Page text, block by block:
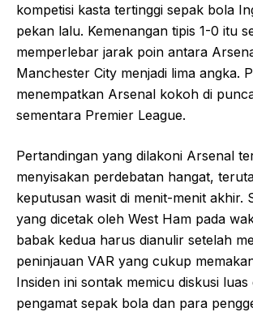
kompetisi kasta tertinggi sepak bola
pekan lalu. Kemenangan tipis 1-0 itu
memperlebar jarak poin antara
Manchester City menjadi lima angka.
menempatkan Arsenal kokoh di
sementara Premier League.
Pertandingan yang dilakoni Arsenal
menyisakan perdebatan hangat,
keputusan wasit di menit-menit akhir.
yang dicetak oleh West Ham pada
babak kedua harus dianulir setelah
peninjauan VAR yang cukup
Insiden ini sontak memicu diskusi luas
pengamat sepak bola dan para